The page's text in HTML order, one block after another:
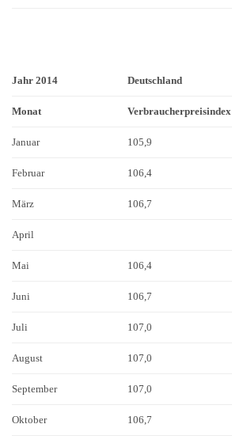
Jahr 2014 Deutschland
Monat Verbraucherpreisindex
Januar 105,9
Februar 106,4
März 106,7
April
Mai 106,4
Juni 106,7
Juli 107,0
August 107,0
September 107,0
Oktober 106,7